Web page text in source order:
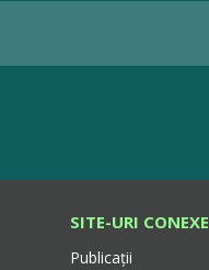
SITE-URI CONEXE
Publicații